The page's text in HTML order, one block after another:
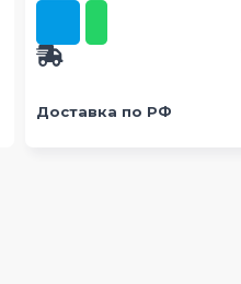
Доставка по РФ